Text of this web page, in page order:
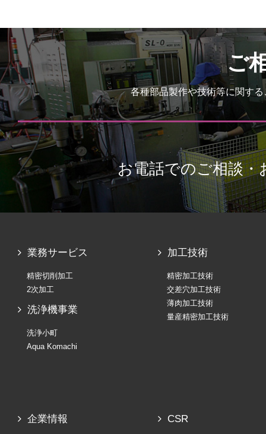
ご
各種部品製作や技術等に関す
お電話でのご相談・
業務サービス
精密切削加工
2次加工
洗浄機事業
洗浄小町
Aqua Komachi
加工技術
精密加工技術
交差穴加工技術
薄肉加工技術
量産精密加工技術
企業情報 CSR